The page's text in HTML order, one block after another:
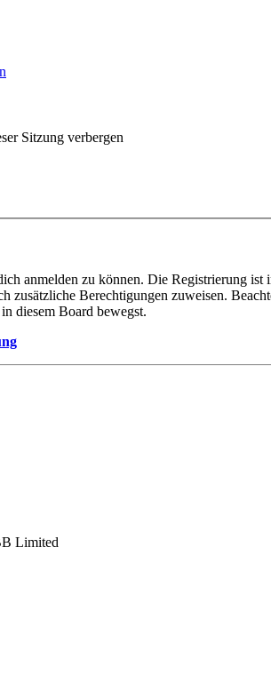
Sitzung verbergen
anmelden zu können. Die Registrierung
zusätzliche Berechtigungen zuweisen.
diesem Board bewegst.
Limited